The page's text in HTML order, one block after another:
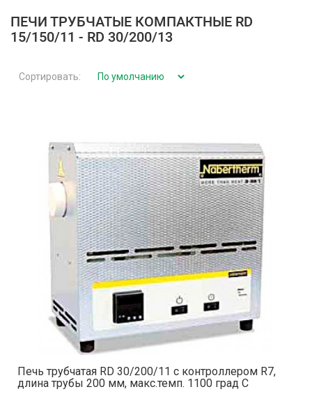
ПЕЧИ ТРУБЧАТЫЕ КОМПАКТНЫЕ RD
15/150/11 - RD 30/200/13
Сортировать:
Печь трубчатая RD 30/200/11 с контроллером R7,
длина трубы 200 мм, макс.темп. 1100 град С